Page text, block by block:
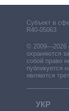
Субъект в
R40-05063
© 2009—2026
охраняются
собой право
публикуется
являются
УКР